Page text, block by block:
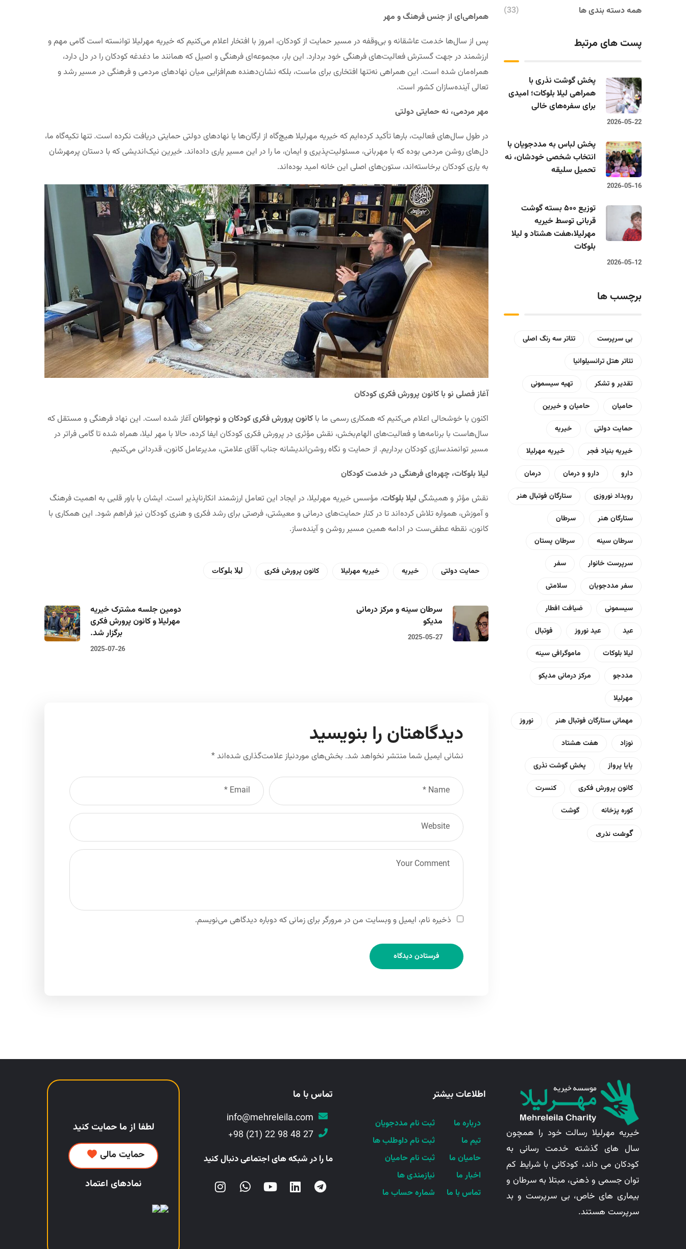
همراهی‌ای از جنس فرهنگ و مهر
پس از سال‌ها خدمت عاشقانه و بی‌وقفه در مسیر حمایت از کودکان، امروز با افتخار اعلام می‌کنیم که خیریه مهرلیلا توانسته است گامی مهم و
ارزشمند در جهت گسترش فعالیت‌های فرهنگی خود بردارد. این بار، مجموعه‌ای فرهنگی و اصیل که همانند ما دغدغه کودکان را در دل دارد،
همراه‌مان شده است. این همراهی نه‌تنها افتخاری برای ماست، بلکه نشان‌دهنده هم‌افزایی میان نهادهای مردمی و فرهنگی در مسیر رشد و
تعالی آینده‌سازان کشور است.
مهر مردمی، نه حمایتی دولتی
در طول سال‌های فعالیت، بارها تأکید کرده‌ایم که خیریه مهرلیلا هیچ‌گاه از ارگان‌ها یا نهادهای دولتی حمایتی دریافت نکرده است. تنها تکیه‌گاه ما،
دل‌های روشن مردمی بوده که با مهربانی، مسئولیت‌پذیری و ایمان، ما را در این مسیر یاری داده‌اند. خیرین نیک‌اندیشی که با دستان پرمهرشان
به یاری کودکان برخاسته‌اند، ستون‌های اصلی این خانه امید بوده‌اند.
آغاز فصلی نو با کانون پرورش فکری کودکان
اکنون با خوشحالی اعلام می‌کنیم که همکاری رسمی ما با کانون پرورش فکری کودکان و نوجوانانآغاز شده است. این نهاد فرهنگی و مستقل که
سال‌هاست با برنامه‌ها و فعالیت‌های الهام‌بخش، نقش مؤثری در پرورش فکری کودکان ایفا کرده، حالا با مهر لیلا، همراه شده تا گامی فراتر در
مسیر توانمندسازی کودکان برداریم. از حمایت و نگاه روشن‌اندیشانه جناب آقای علامتی، مدیرعامل کانون، قدردانی می‌کنیم.
لیلا بلوکات، چهره‌ای فرهنگی در خدمت کودکان
نقش مؤثر و همیشگی لیلا بلوکات، مؤسس خیریه مهرلیلا، در ایجاد این تعامل ارزشمند انکارناپذیر است. ایشان با باور قلبی به اهمیت فرهنگ
و آموزش، همواره تلاش کرده‌اند تا در کنار حمایت‌های درمانی و معیشتی، فرصتی برای رشد فکری و هنری کودکان نیز فراهم شود. این همکاری با
کانون، نقطه عطفی‌ست در ادامه همین مسیر روشن و آینده‌ساز.
حمایت دولتی خیریه خیریه مهرلیلا کانون پرورش فکری لیلا بلوکات
سرطان سینه و مرکز درمانی
مدیکو
2025-05-27
دومین جلسه مشترک خیریه
مهرلیلا و کانون پرورش فکری
برگزار شد.
2025-07-26
دیدگاهتان را بنویسید
نشانی ایمیل شما منتشر نخواهد شد. بخش‌های موردنیاز علامت‌گذاری شده‌اند*
ذخیره نام، ایمیل و وبسایت من در مرورگر برای زمانی که دوباره دیدگاهی می‌نویسم.
همه دسته بندی ها
(33)
پست های مرتبط
پخش گوشت نذری با
همراهی لیلا بلوکات؛ امیدی
برای سفره‌های خالی
2026-05-22
پخش لباس به مددجویان با
انتخاب شخصی خودشان، نه
تحمیل سلیقه
2026-05-16
توزیع ۵۰۰ بسته گوشت
قربانی توسط خیریه
مهرلیلا،‌هفت هشتاد و لیلا
بلوکات
2026-05-12
برچسب ها
بی سرپرست
تئاتر سه رنگ اصلی
تئاتر هتل ترانسیلوانیا
تقدیر و تشکر
تهیه سیسمونی
حامیان
حامیان و خیرین
حمایت دولتی
خیریه
خیریه بنیاد فجر
خیریه مهرلیلا
دارو
دارو و درمان
درمان
رویداد نوروزی
ستارگان فوتبال هنر
ستارگان هنر
سرطان
سرطان سینه
سرطان پستان
سرپرست خانوار
سفر
سفر مددجویان
سلامتی
سیسمونی
ضیافت افطار
عید
عید نوروز
فوتبال
لیلا بلوکات
ماموگرافی سینه
مددجو
مرکز درمانی مدیکو
مهرلیلا
مهمانی ستارگان فوتبال هنر
نوروز
نوزاد
هفت هشتاد
پایا پرواز
پخش گوشت نذری
کانون پرورش فکری
کنسرت
کوره پزخانه
گوشت
گوشت نذری
خیریه مهرلیلا رسالت خود را همچون
سال های گذشته خدمت رسانی به
کودکان می داند، کودکانی با شرایط کم
توان جسمی و ذهنی، مبتلا به سرطان و
بیماری های خاص، بی سرپرست و بد
سرپرست هستند.
اطلاعات بیشتر
درباره ما
تیم ما
حامیان ما
اخبار ما
تماس با ما
ثبت نام مددجویان
ثبت نام داوطلب ها
ثبت نام حامیان
نیازمندی ها
شماره حساب ما
تماس با ما
info@mehreleila.com
27 48 98 22 (21) 98+
ما را در شبکه های اجتماعی دنبال کنید
لطفا از ما حمایت کنید
حمایت مالی
نمادهای اعتماد